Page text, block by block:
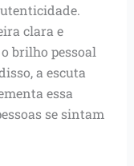
clara e
brilho pessoal
a escuta
essa
se sintam